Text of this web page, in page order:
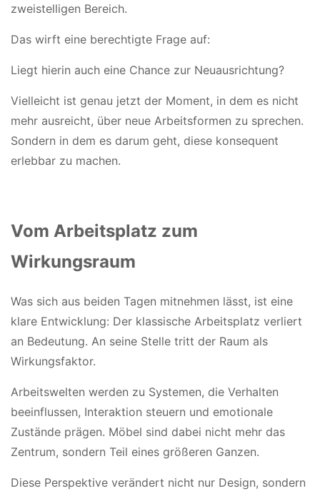
zweistelligen Bereich.
Das wirft eine berechtigte Frage auf:
Liegt hierin auch eine Chance zur Neuausrichtung?
Vielleicht ist genau jetzt der Moment, in dem es nicht
mehr ausreicht, über neue Arbeitsformen zu sprechen.
Sondern in dem es darum geht, diese konsequent
erlebbar zu machen.
Vom Arbeitsplatz zum
Wirkungsraum
Was sich aus beiden Tagen mitnehmen lässt, ist eine
klare Entwicklung: Der klassische Arbeitsplatz verliert
an Bedeutung. An seine Stelle tritt der Raum als
Wirkungsfaktor.
Arbeitswelten werden zu Systemen, die Verhalten
beeinflussen, Interaktion steuern und emotionale
Zustände prägen. Möbel sind dabei nicht mehr das
Zentrum, sondern Teil eines größeren Ganzen.
Diese Perspektive verändert nicht nur Design, sondern